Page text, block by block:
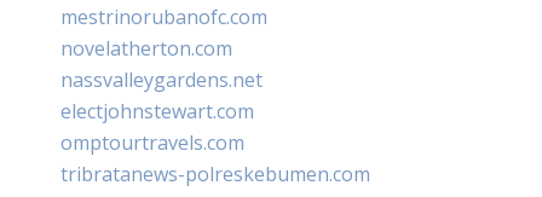
mestrinorubanofc.com
novelatherton.com
nassvalleygardens.net
electjohnstewart.com
omptourtravels.com
tribratanews-polreskebumen.com